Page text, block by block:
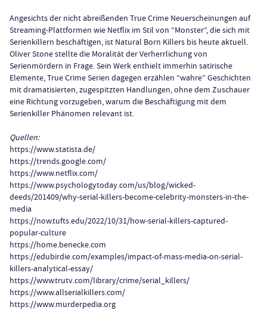
Angesichts der nicht abreißenden True Crime Neuerscheinungen auf
Streaming-Plattformen wie Netflix im Stil von “Monster”, die sich mit
Serienkillern beschäftigen, ist Natural Born Killers bis heute aktuell.
Oliver Stone stellte die Moralität der Verherrlichung von
Serienmördern in Frage. Sein Werk enthielt immerhin satirische
Elemente, True Crime Serien dagegen erzählen “wahre” Geschichten
mit dramatisierten, zugespitzten Handlungen, ohne dem Zuschauer
eine Richtung vorzugeben, warum die Beschäftigung mit dem
Serienkiller Phänomen relevant ist.
Quellen:
https://www.statista.de/
https://trends.google.com/
https://www.netflix.com/
https://www.psychologytoday.com/us/blog/wicked-
deeds/201409/why-serial-killers-become-celebrity-monsters-in-the-
media
https://now.tufts.edu/2022/10/31/how-serial-killers-captured-
popular-culture
https://home.benecke.com
https://edubirdie.com/examples/impact-of-mass-media-on-serial-
killers-analytical-essay/
https://www.trutv.com/library/crime/serial_killers/
https://www.allserialkillers.com/
https://www.murderpedia.org